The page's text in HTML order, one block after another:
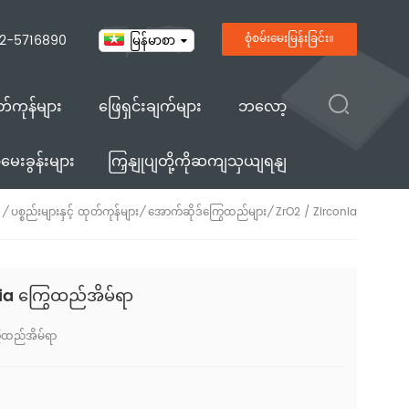
စုံစမ်းမေးမြန်းခြင်း။
မြန်မာစာ
5716890
ကုန်များ ဖြေရှင်းချက်များ ဘလော့
ခွန်းများ ကြှနျုပျတို့ကိုဆကျသှယျရနျ
/ ပစ္စည်းများနှင့် ထုတ်ကုန်များ/ အောက်ဆိုဒ်ကြွေထည်များ/ ZrO2 / Zirconia
ကြွေထည်အိမ်ရာ
ေထည်အိမ်ရာ